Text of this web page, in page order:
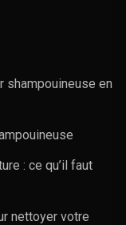
shampouineuse en
: ce qu’il faut
nettoyer votre